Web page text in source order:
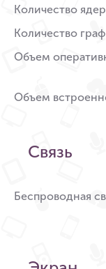
Количество
Количество
Объем
Объем
Связь
Беспроводная